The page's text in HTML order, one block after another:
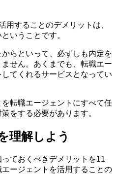
用することのデメリットは、
いうことです。
らといって、必ずしも内定を
せん。あくまでも、転職エー
てくれるサービスとなってい
転職エージェントにすべて任
をする必要があります。
理解しよう
ておくべきデメリットを11
ージェントを活用することの